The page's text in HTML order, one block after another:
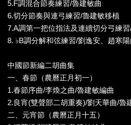
5.F調混合節奏練習/魯建敏曲
6.切分節奏與連弓練習/魯建敏移植
7.A調第一把位指法及連續切分弓練
8. ♭B調分解和弦練習/劉逸安、趙寒陽
中國節新編二胡曲集
一、春節（農曆正月初一）
1.春節序曲/李煥之曲/魯建敏編曲
2.良宵(雙聲部二胡重奏)/劉天華曲/魯
二、元宵節（農曆正月十五）